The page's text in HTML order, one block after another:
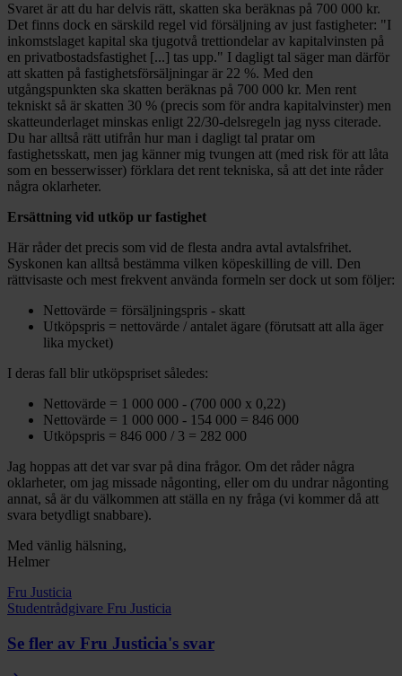
Svaret är att du har delvis rätt, skatten ska beräknas på 700 000 kr.
Det finns dock en särskild regel vid försäljning av just fastigheter: "I
inkomstslaget kapital ska tjugotvå trettiondelar av kapitalvinsten på
en privatbostadsfastighet [...] tas upp." I dagligt tal säger man därför
att skatten på fastighetsförsäljningar är 22 %. Med den
utgångspunkten ska skatten beräknas på 700 000 kr. Men rent
tekniskt så är skatten 30 % (precis som för andra kapitalvinster) men
skatteunderlaget minskas enligt 22/30-delsregeln jag nyss citerade.
Du har alltså rätt utifrån hur man i dagligt tal pratar om
fastighetsskatt, men jag känner mig tvungen att (med risk för att låta
som en besserwisser) förklara det rent tekniska, så att det inte råder
några oklarheter.
Ersättning vid utköp ur fastighet
Här råder det precis som vid de flesta andra avtal avtalsfrihet.
Syskonen kan alltså bestämma vilken köpeskilling de vill. Den
rättvisaste och mest frekvent använda formeln ser dock ut som följer:
Nettovärde = försäljningspris - skatt
Utköpspris = nettovärde / antalet ägare (förutsatt att alla äger
lika mycket)
I deras fall blir utköpspriset således:
Nettovärde = 1 000 000 - (700 000 x 0,22)
Nettovärde = 1 000 000 - 154 000 = 846 000
Utköpspris = 846 000 / 3 = 282 000
Jag hoppas att det var svar på dina frågor. Om det råder några
oklarheter, om jag missade någonting, eller om du undrar någonting
annat, så är du välkommen att ställa en ny fråga (vi kommer då att
svara betydligt snabbare).
Med vänlig hälsning,
Helmer
Fru Justicia
Studentrådgivare Fru Justicia
Se fler av Fru Justicia's svar